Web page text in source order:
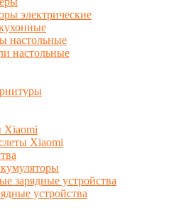
электрические
настольные
настольные
Xiaomi
Xiaomi
зарядные устройства
устройства